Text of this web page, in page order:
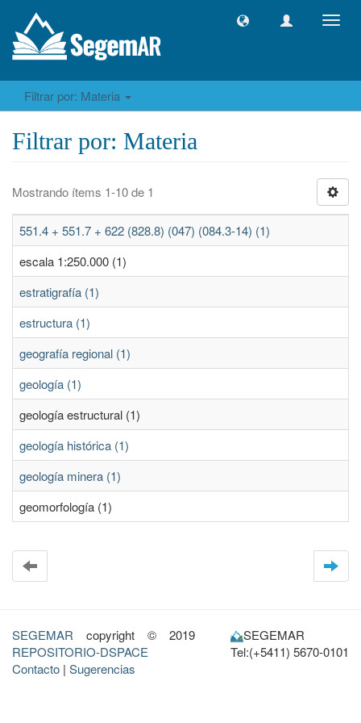
Filtrar por: Materia
Filtrar por: Materia
Mostrando ítems 1-10 de 1
551.4 + 551.7 + 622 (828.8) (047) (084.3-14) (1)
escala 1:250.000 (1)
estratigrafía (1)
estructura (1)
geografía regional (1)
geología (1)
geología estructural (1)
geología histórica (1)
geología minera (1)
geomorfología (1)
SEGEMAR copyright © 2019
REPOSITORIO-DSPACE
Contacto | Sugerencias
SEGEMAR
Tel:(+5411) 5670-0101